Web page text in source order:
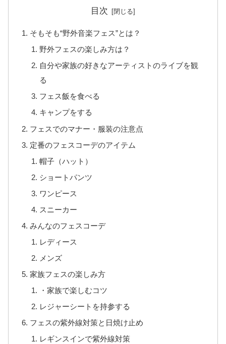
目次
そもそも“野外音楽フェス”とは？
野外フェスの楽しみ方は？
自分や家族の好きなアーティストのライブを観
る
フェス飯を食べる
キャンプをする
フェスでのマナー・服装の注意点
定番のフェスコーデのアイテム
帽子（ハット）
ショートパンツ
ワンピース
スニーカー
みんなのフェスコーデ
レディース
メンズ
家族フェスの楽しみ方
・家族で楽しむコツ
レジャーシートを持参する
フェスの紫外線対策と日焼け止め
レギンスインで紫外線対策